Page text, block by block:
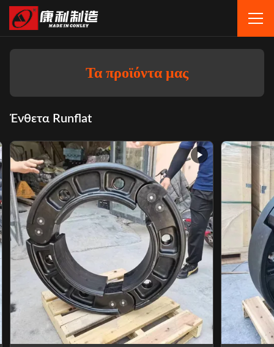
Τα προϊόντα μας
Ένθετα Runflat